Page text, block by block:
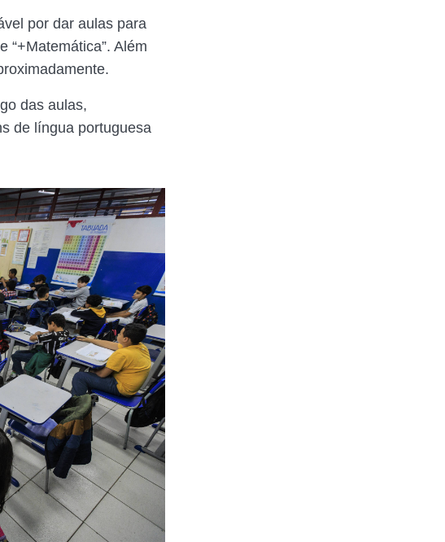
por dar aulas para
“+Matemática”. Além
das aulas,
de língua portuguesa